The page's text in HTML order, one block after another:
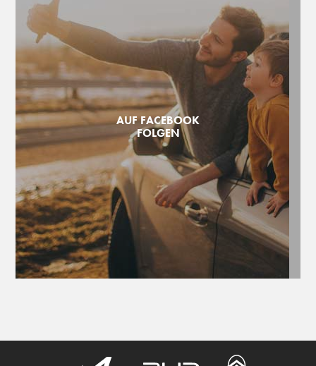
AUF FACEBOOK
FOLGEN